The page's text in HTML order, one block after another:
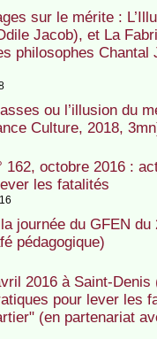
sur le mérite :
Jacob), et La
philosophes
ou l’illusion du
Culture, 2018,
162, octobre 2016 :
les fatalités
journée du GFEN
pédagogique)
2016 à Saint-
pour lever les
(en partenariat